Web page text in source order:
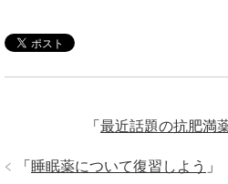
「 最近話題の抗肥満
「 睡眠薬について復習しよう 」